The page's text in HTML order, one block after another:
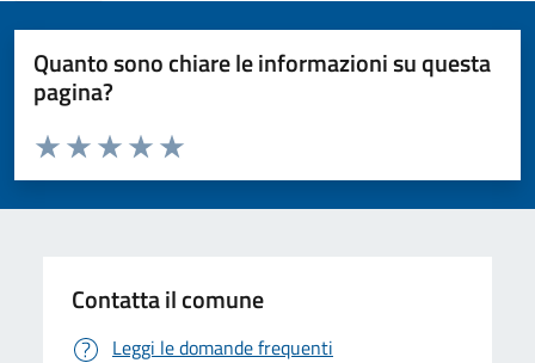
Quanto sono chiare le informazioni su questa
pagina?
Valuta da 1 a 5 stelle la pagina
Valuta 5 stelle su 5
Valuta 4 stelle su 5
Valuta 3 stelle su 5
Valuta 2 stelle su 5
Valuta 1 stelle su 5
Contatta il comune
Leggi le domande frequenti